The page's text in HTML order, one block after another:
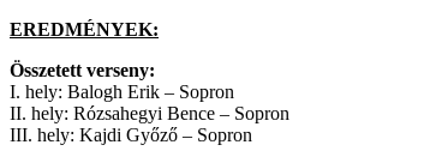
EREDMÉNYEK:
Összetett verseny:
I. hely: Balogh Erik – Sopron
II. hely: Rózsahegyi Bence – Sopron
III. hely: Kajdi Győző – Sopron